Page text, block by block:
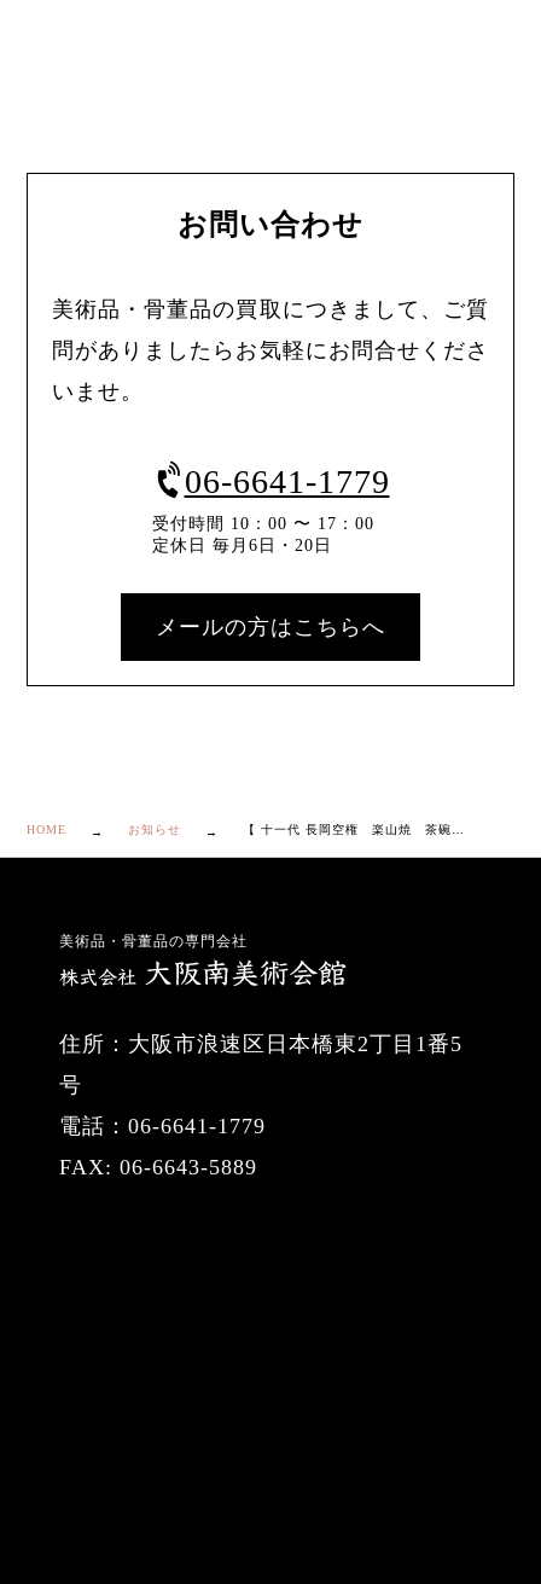
お問い合わせ
美術品・骨董品の買取につきまして、ご質
問がありましたらお気軽にお問合せくださ
いませ。
06-6641-1779
受付時間 10：00 〜 17：00
定休日 毎月6日・20日
メールの方はこちらへ
HOME お知らせ
美術品・骨董品の専門会社
住所：大阪市浪速区日本橋東2丁目1番5
号
電話：06-6641-1779
FAX: 06-6643-5889